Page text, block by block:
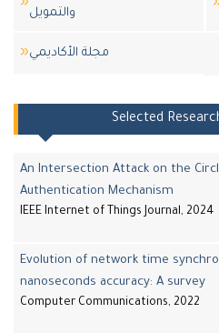
والتمويل
مجلة اﻷكاديمي
Selected
An Intersection Attack on the
Authentication Mechanism
IEEE Internet of Things Journal, 2024
Evolution of network time
nanoseconds accuracy: A survey
Computer Communications, 2022